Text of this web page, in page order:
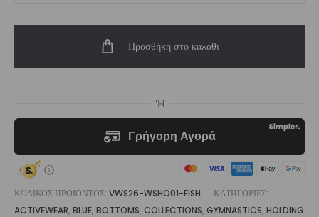
Fish
Προσθήκη στο καλάθι
ΚΩΔΙΚΌΣ ΠΡΟΪΌΝΤΟΣ: VWS26-WSHO01-FISH
ΚΑΤΗΓΟΡΊΕΣ:
ACTIVEWEAR, BLUE, BOTTOMS, COLLECTIONS, GYMNASTICS, HOLDING